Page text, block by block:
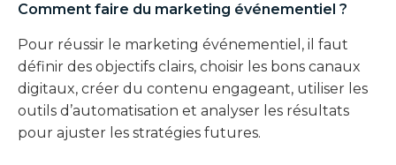
Comment faire du marketing événementiel ?
Pour réussir le marketing événementiel, il faut
définir des objectifs clairs, choisir les bons canaux
digitaux, créer du contenu engageant, utiliser les
outils d’automatisation et analyser les résultats
pour ajuster les stratégies futures.